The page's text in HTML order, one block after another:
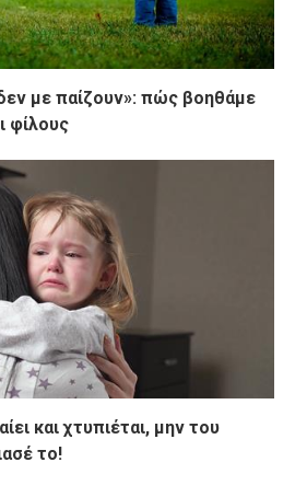
με παίζουν»: πώς βοηθάμε
φίλους
και χτυπιέται, μην του
το!